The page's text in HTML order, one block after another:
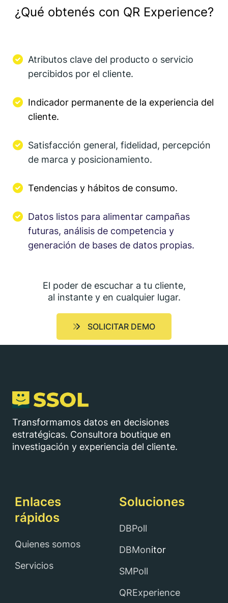
¿Qué obtenés con QR Experience?
Atributos clave del producto o servicio
percibidos por el cliente.
Indicador permanente de la experiencia del
cliente.
Satisfacción general, fidelidad, percepción
de marca y posicionamiento.
Tendencias y hábitos de consumo.
Datos listos para alimentar campañas
futuras, análisis de competencia y
generación de bases de datos propias.
El poder de escuchar a tu cliente,
al instante y en cualquier lugar.
SOLICITAR DEMO
Transformamos datos en decisiones
estratégicas. Consultora boutique en
investigación y experiencia del cliente.
Enlaces
rápidos
Quienes somos
Servicios
Soluciones
DBPoll
DBMonitor
SMPoll
QRExperience